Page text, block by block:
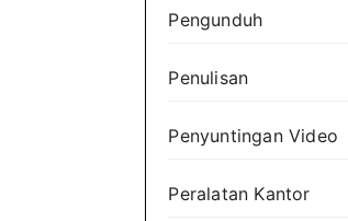
Pengunduh
Penulisan
Penyuntingan Video
Peralatan Kantor